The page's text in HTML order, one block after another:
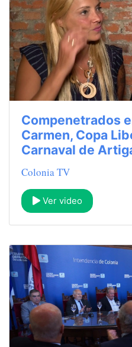
Compenetrados
Carmen, Copa
Carnaval de
Colonia TV
Ver video